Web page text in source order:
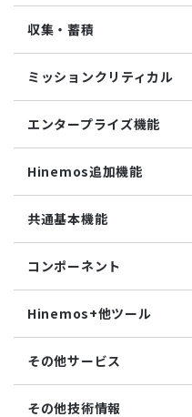
カスタムトラップ監視
カスタム監視
バイナリファイル監視
収集値統合監視
ログ件数監視
システムログ監視
JMX監視
SQL監視
SNMPTRAP監視
SNMP監視
HTTPシナリオ監視
Hinemosエージェント監
Windowsイベント監視
サービス・ポート監視
リソース監視
プロセス監視
ジョブ機能全般について
コマンドジョブ
ファイル転送ジョブ
参照ジョブ
環境構築機能
実行契機
ファイルチェックジョブ
監視ジョブ
承認ジョブ
収集・蓄積
転送
ダウンロード
検索
蓄積
収集
ミッションクリティカル
ミッションクリティカル
ミッションクリティカ
エンタープライズ機能
インシデント管理連携ツ
Grafana
ユーティリティ機能
レポーティング
ノードマップ
Hinemos追加機能
Hinemosインシデント
メッセージフィルタ
Hinemosセキュリティオ
共通基本機能
セルフチェック
メンテナンス
通知
アカウント
カレンダ
コンポーネント
Hinemosエージェント
Hinemosクライアント
Hinemosマネージャ
Hinemos+他ツール
google apps
teams
slack
その他サービス
その他技術情報